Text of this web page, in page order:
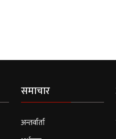
समाचार
अन्तर्वार्ता